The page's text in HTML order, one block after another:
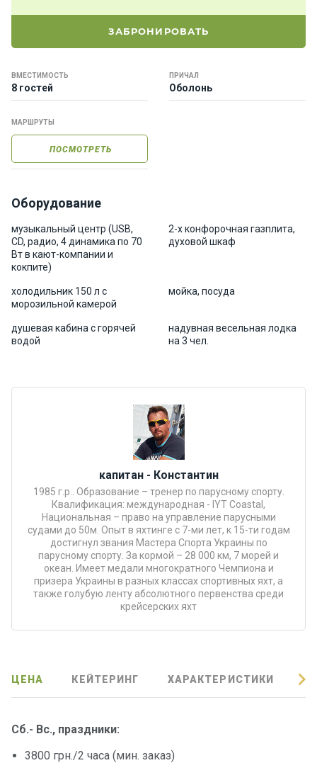
ЗАБРОНИРОВАТЬ
ВМЕСТИМОСТЬ
8 гостей
ПРИЧАЛ
Оболонь
МАРШРУТЫ
ПОСМОТРЕТЬ
Оборудование
музыкальный центр (USB,
CD, радио, 4 динамика по 70
Вт в кают-компании и
кокпите)
2-х конфорочная газплита,
духовой шкаф
холодильник 150 л с
морозильной камерой
мойка, посуда
душевая кабина с горячей
водой
надувная весельная лодка
на 3 чел.
капитан - Константин
1985 г.р.. Образование – тренер по парусному спорту.
Квалификация: международная - IYT Coastal,
Национальная – право на управление парусными
судами до 50м. Опыт в яхтинге с 7-ми лет, к 15-ти годам
достигнул звания Мастера Спорта Украины по
парусному спорту. За кормой – 28 000 км, 7 морей и
океан. Имеет медали многократного Чемпиона и
призера Украины в разных классах спортивных яхт, а
также голубую ленту абсолютного первенства среди
крейсерских яхт
ЦЕНА КЕЙТЕРИНГ ХАРАКТЕРИСТИКИ
Сб.- Вс., праздники:
3800 грн./2 часа (мин. заказ)
т
е
р
О нас
Програ
отдыха
Подаро
икаты
прогулк
Отзывы
Контакт